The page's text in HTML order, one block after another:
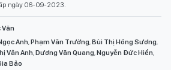
ngày 06-09-2023.
Văn
Anh,Phạm Văn Trường,Bùi Thị Hồng Sương,
Vân Anh,Dương Văn Quang,Nguyễn Đức Hiển,
Bảo